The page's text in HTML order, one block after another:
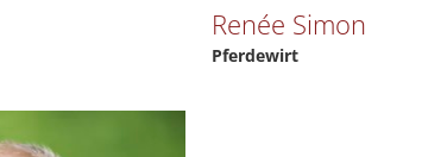
Renée Simon
Pferdewirt